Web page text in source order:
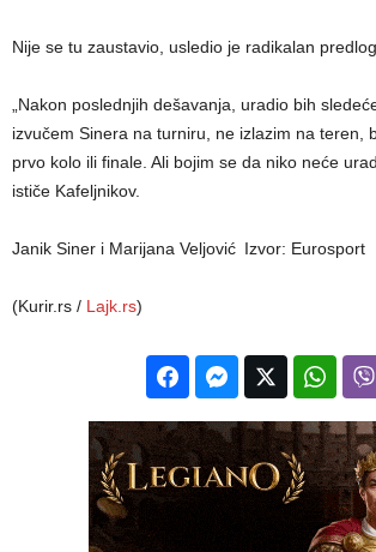
Nije se tu zaustavio, usledio je radikalan predlog.
„Nakon poslednjih dešavanja, uradio bih
izvučem Sinera na turniru, ne izlazim na teren,
prvo kolo ili finale. Ali bojim se da niko neće
ističe Kafeljnikov.
Janik Siner i Marijana Veljović Izvor: Eurosport
(Kurir.rs / Lajk.rs)